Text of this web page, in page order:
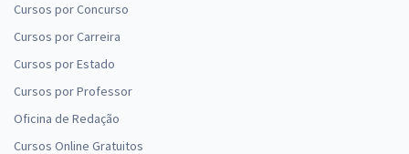
Judiciário - Apoio Especializado - Engenheiro Civil
Economize R$ 99,98 (-20%)
Cursos por Concurso
Cursos por Carreira
Cursos por Estado
Cursos por Professor
Oficina de Redação
Cursos Online Gratuitos